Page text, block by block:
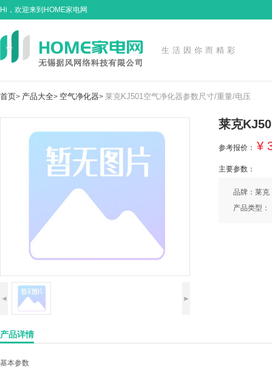
Hi，欢迎来到HOME家电网
生活因你而精彩
首页> 产品大全> 空气净化器> 莱克KJ501空气净化器参数尺寸/重量/电压
►
◄
莱克
参考报价： ¥
主要参数：
品牌：莱克
产品类型：
产品详情
基本参数